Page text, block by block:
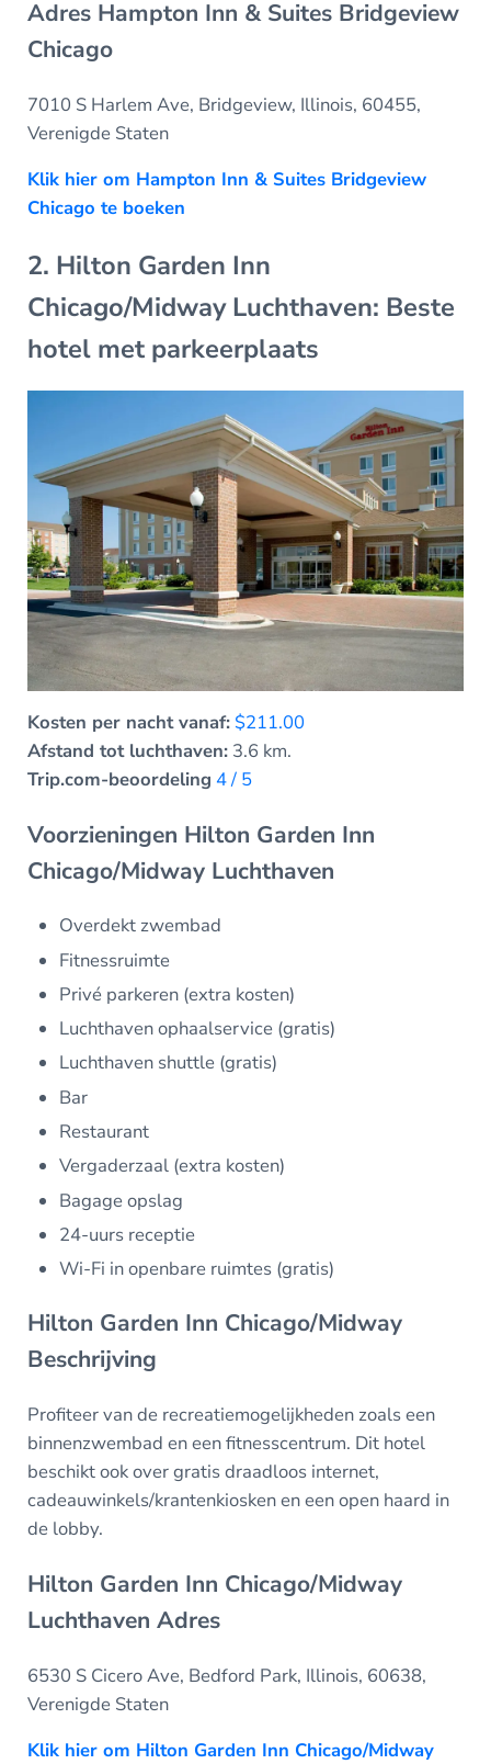
Adres Hampton Inn & Suites Bridgeview
Chicago
7010 S Harlem Ave, Bridgeview, Illinois, 60455,
Verenigde Staten
Klik hier om Hampton Inn & Suites Bridgeview
Chicago te boeken
2. Hilton Garden Inn
Chicago/Midway Luchthaven: Beste
hotel met parkeerplaats
Kosten per nacht vanaf: $211.00
Afstand tot luchthaven:3.6 km.
Trip.com-beoordeling 4 / 5
Voorzieningen Hilton Garden Inn
Chicago/Midway Luchthaven
Overdekt zwembad
Fitnessruimte
Privé parkeren (extra kosten)
Luchthaven ophaalservice (gratis)
Luchthaven shuttle (gratis)
Bar
Restaurant
Vergaderzaal (extra kosten)
Bagage opslag
24-uurs receptie
Wi-Fi in openbare ruimtes (gratis)
Hilton Garden Inn Chicago/Midway
Beschrijving
Profiteer van de recreatiemogelijkheden zoals een
binnenzwembad en een fitnesscentrum. Dit hotel
beschikt ook over gratis draadloos internet,
cadeauwinkels/krantenkiosken en een open haard in
de lobby.
Hilton Garden Inn Chicago/Midway
Luchthaven Adres
6530 S Cicero Ave, Bedford Park, Illinois, 60638,
Verenigde Staten
Klik hier om Hilton Garden Inn Chicago/Midway